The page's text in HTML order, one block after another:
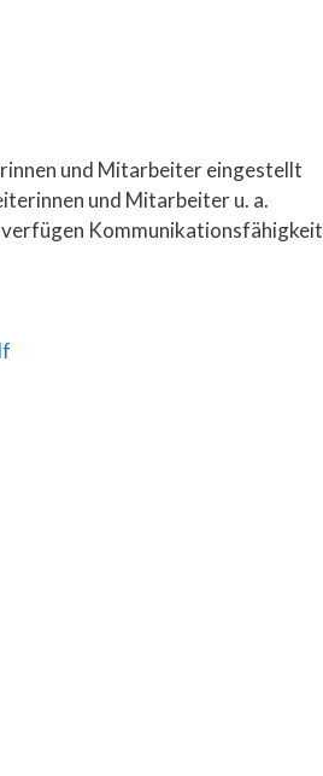
und Mitarbeiter eingestellt
und Mitarbeiter u. a.
verfügen Kommunikationsfähigkeit